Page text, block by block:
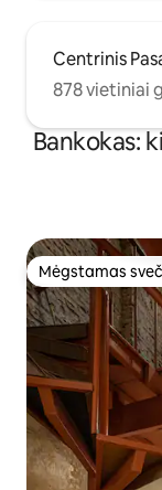
Centrinis
878 vietiniai
Bankokas:
Mėgstamas
Mėgstamas